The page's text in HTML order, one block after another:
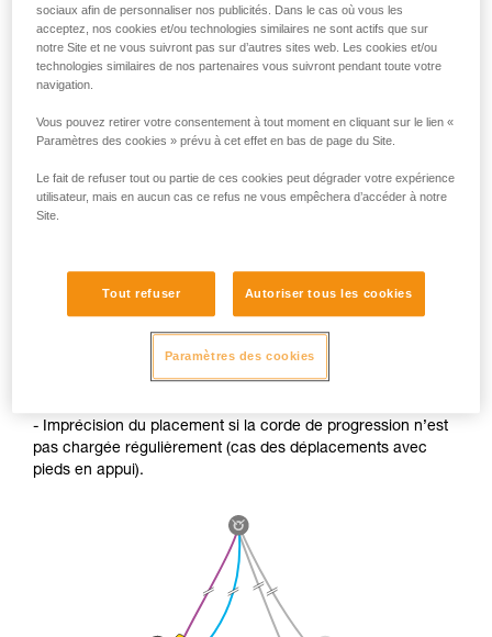
SI VOUS N’UTILISEZ PAS CETTE TECHNIQUE lors de
longue descente, l’élongation des cordes peut poser deux
- Imprécision du placement si la corde de progression n’est
pas chargée régulièrement (cas des déplacements avec
pieds en appui).
sociaux afin de personnaliser nos publicités. Dans le cas où vous les
acceptez, nos cookies et/ou technologies similaires ne sont actifs que sur
notre Site et ne vous suivront pas sur d’autres sites web. Les cookies et/ou
technologies similaires de nos partenaires vous suivront pendant toute votre
navigation.
Vous pouvez retirer votre consentement à tout moment en cliquant sur le lien «
Paramètres des cookies » prévu à cet effet en bas de page du Site.
Le fait de refuser tout ou partie de ces cookies peut dégrader votre expérience
utilisateur, mais en aucun cas ce refus ne vous empêchera d’accéder à notre
Site.
Tout refuser Autoriser tous les cookies
Paramètres des cookies